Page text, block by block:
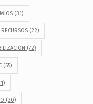
(31)
RECURSOS(22)
(72)
(55)
(30)